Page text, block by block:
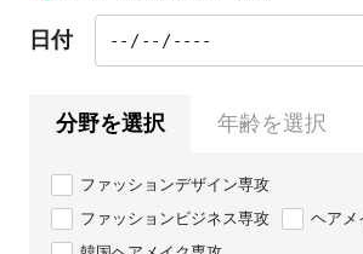
日付
分野を選択 年齢を選択
ファッションデザイン専攻
ファッションビジネス専攻
ヘアメ